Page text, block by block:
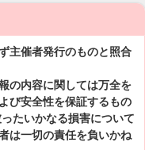
主催者発行のものと照合
の内容に関しては万全を
び安全性を保証するもの
たいかなる損害について
は一切の責任を負いかね